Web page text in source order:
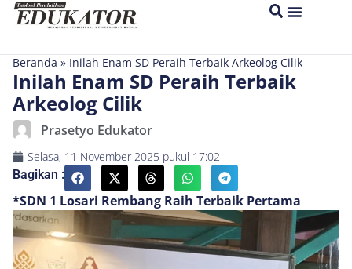
Beranda » Inilah Enam SD Peraih Terbaik Arkeolog Cilik
Inilah Enam SD Peraih Terbaik
Arkeolog Cilik
Prasetyo Edukator
Selasa, 11 November 2025 pukul 17:02
Bagikan :
*SDN 1 Losari Rembang Raih Terbaik Pertama